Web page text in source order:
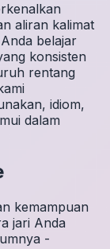
aliran kalimat
belajar
konsisten
rentang
idiom,
dalam
kemampuan
jari Anda
-